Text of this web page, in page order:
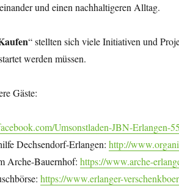
und einen nachhaltigeren Alltag.
“ stellten sich viele Initiativen und
werden müssen.
Gäste:
Umsonstladen-JBN-Erlangen-
Dechsendorf-Erlangen:http://
Arche-Bauernhof:https://www.arche-
https://www.erlanger-